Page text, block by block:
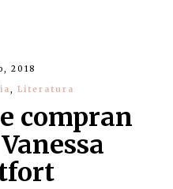
2018
, Literatura
compran